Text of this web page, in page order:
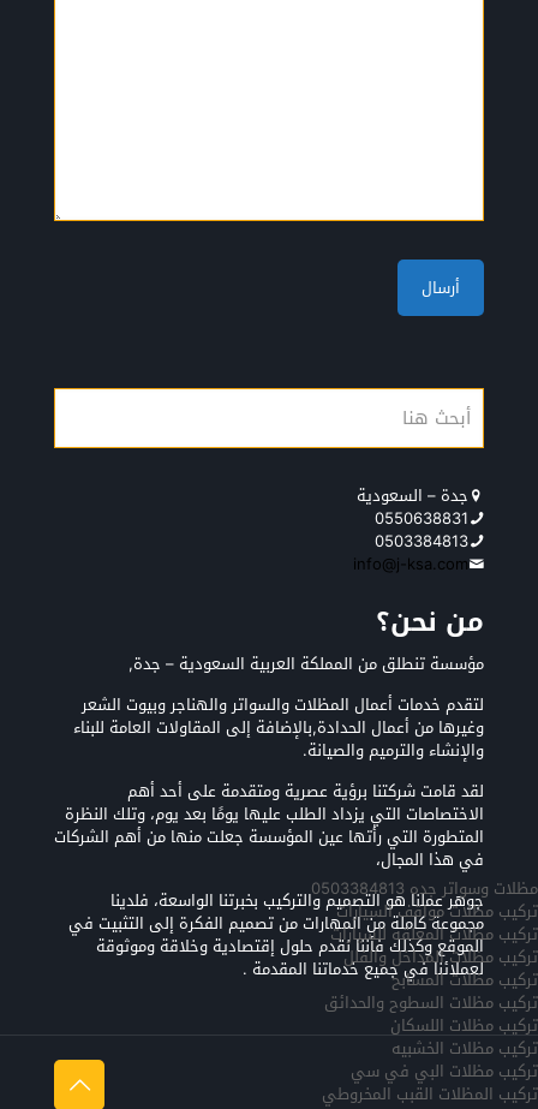
جدة – السعودية
0550638831
0503384813
info@j-ksa.com
من نحن؟
مؤسسة تنطلق من المملكة العربية السعودية – جدة,
لتقدم خدمات أعمال المظلات والسواتر والهناجر وبيوت الشعر
وغيرها من أعمال الحدادة,بالإضافة إلى المقاولات العامة للبناء
والإنشاء والترميم والصيانة.
لقد قامت شركتنا برؤية عصرية ومتقدمة على أحد أهم
الاختصاصات التي يزداد الطلب عليها يومًا بعد يوم، وتلك النظرة
المتطورة التي رأتها عين المؤسسة جعلت منها من أهم الشركات
في هذا المجال،
جوهر عملنا هو التصميم والتركيب بخبرتنا الواسعة، فلدينا
مجموعة كاملة من المهارات من تصميم الفكرة إلى التثبيت في
الموقع وكذلك فأننا نقدم حلول إقتصادية وخلاقة وموثوقة
لعملائنا في جميع خدماتنا المقدمة .
مظلات وسواتر جده 0503384813
تركيب مظلات مواقف السيارات
تركيب مظلات المعلقه للسيارات
تركيب مظلات المداخل والفلل
تركيب مظلات المسابح
تركيب مظلات السطوح والحدائق
تركيب مظلات اللسكان
تركيب مظلات الخشبيه
تركيب مظلات البي في سي
تركيب المظلات القبب المخروطي